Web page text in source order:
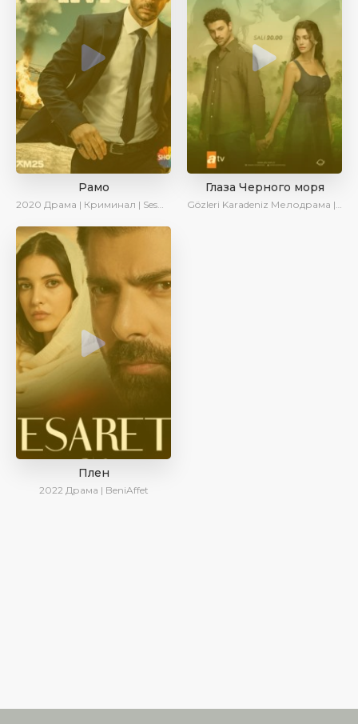
Рамо
2020 Драма | Криминал | SesDizi | Ирина Котова
Глаза Черного моря
Gözleri Karadeniz Мелодрама | Драма | Новинки | Сериалы 2025
Плен
2022 Драма | BeniAffet